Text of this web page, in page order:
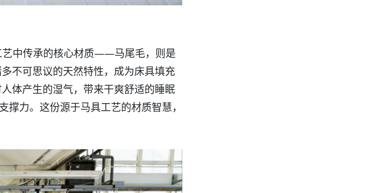
艺中传承的核心材质——马尾毛，则是
不可思议的天然特性，成为床具填充
体产生的湿气，带来干爽舒适的睡眠
撑力。这份源于马具工艺的材质智慧，